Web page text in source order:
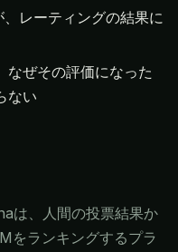
レーティングの結果に
なぜその評価になった
ない
は、人間の投票結果か
をランキングするプラ